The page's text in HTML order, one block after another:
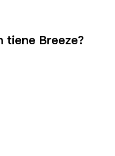
tiene Breeze?